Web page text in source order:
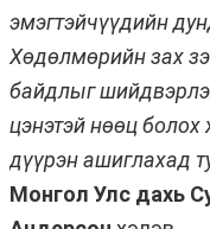
эмэгтэйчүүдийн
Хөдөлмөрийн зах
байдлыг
цэнэтэй нөөц
дүүрэн ашиглахад
Монгол Улс дахь